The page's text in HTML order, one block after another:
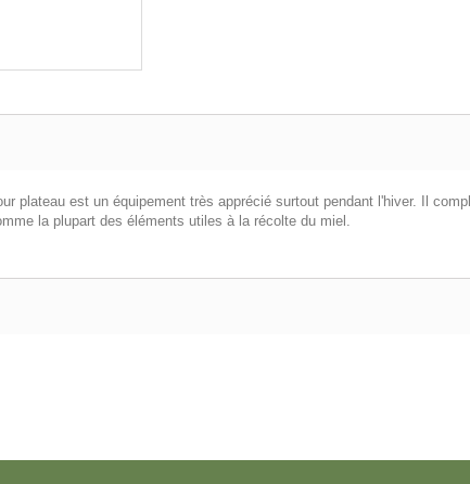
plateau est un équipement très apprécié surtout pendant l'hiver. Il
la plupart des éléments utiles à la récolte du miel.